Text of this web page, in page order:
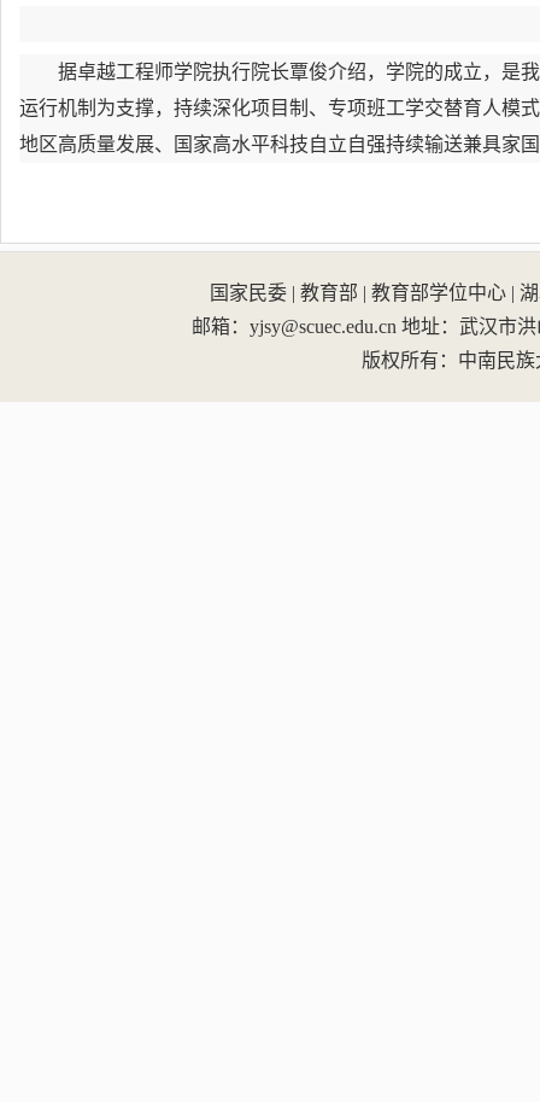
据卓越工程师学院执行院长覃俊介绍，学院的成立，是
运行机制为支撑，持续深化项目制、专项班工学交替育人模
地区高质量发展、国家高水平科技自立自强持续输送兼具家
国家民委 | 教育部 | 教育部学位中心 |
邮箱：yjsy@scuec.edu.cn 地址：武汉市洪
版权所有：中南民